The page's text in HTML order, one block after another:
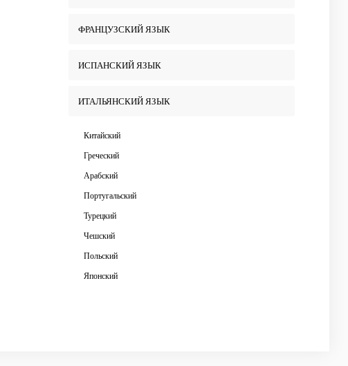
ФРАНЦУЗСКИЙ ЯЗЫК
ИСПАНСКИЙ ЯЗЫК
ИТАЛЬЯНСКИЙ ЯЗЫК
Китайский
Греческий
Арабский
Португальский
Турецкий
Чешский
Польский
Японский